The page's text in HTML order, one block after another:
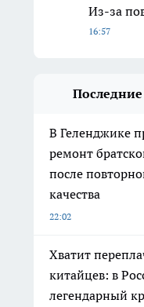
Из-за
16:57
В Геленджике
ремонт
после
качества
22:02
Хватит
китайцев: в
легендарный